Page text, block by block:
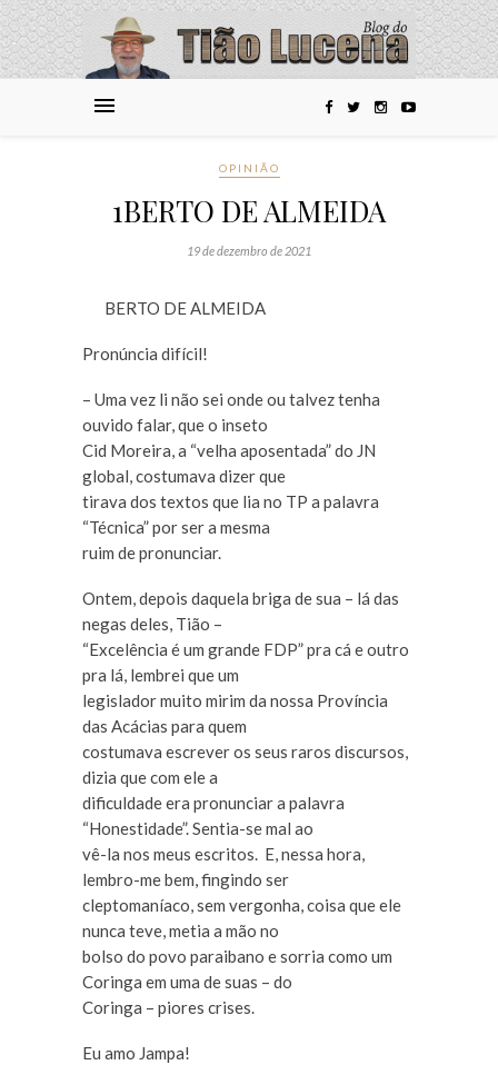
OPINIÃO
1BERTO DE ALMEIDA
19 de dezembro de 2021
BERTO DE ALMEIDA
Pronúncia difícil!
– Uma vez li não sei onde ou talvez tenha
ouvido falar, que o inseto
Cid Moreira, a “velha aposentada” do JN
global, costumava dizer que
tirava dos textos que lia no TP a palavra
“Técnica” por ser a mesma
ruim de pronunciar.
Ontem, depois daquela briga de sua – lá das
negas deles, Tião –
“Excelência é um grande FDP” pra cá e outro
pra lá, lembrei que um
legislador muito mirim da nossa Província
das Acácias para quem
costumava escrever os seus raros discursos,
dizia que com ele a
dificuldade era pronunciar a palavra
“Honestidade”. Sentia-se mal ao
vê-la nos meus escritos. E, nessa hora,
lembro-me bem, fingindo ser
cleptomaníaco, sem vergonha, coisa que ele
nunca teve, metia a mão no
bolso do povo paraibano e sorria como um
Coringa em uma de suas – do
Coringa – piores crises.
Eu amo Jampa!